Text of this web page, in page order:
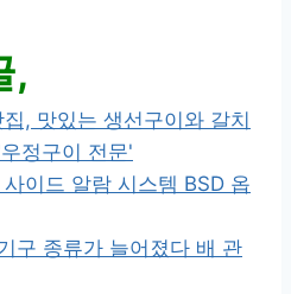
,
, 맛있는 생선구이와 갈치
정구이 전문'
이드 알람 시스템 BSD 옵
구 종류가 늘어졌다 배 관